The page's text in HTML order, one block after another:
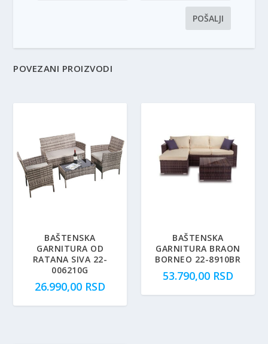
POVEZANI PROIZVODI
BAŠTENSKA
GARNITURA OD
RATANA SIVA 22-
006210G
26.990,00 RSD
BAŠTENSKA
GARNITURA BRAON
BORNEO 22-8910BR
53.790,00 RSD